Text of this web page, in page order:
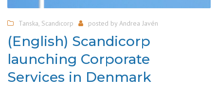
Tanska, Scandicorp posted by Andrea Javén
(English) Scandicorp
launching Corporate
Services in Denmark